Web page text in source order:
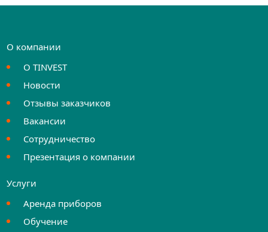
О компании
О TINVEST
Новости
Отзывы заказчиков
Вакансии
Сотрудничество
Презентация о компании
Услуги
Аренда приборов
Обучение